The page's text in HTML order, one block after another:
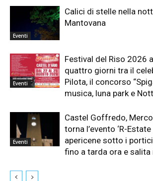
Eventi
Calici di stelle nella
Mantovana
Eventi
Festival del Riso 2026
quattro giorni tra il
Pilota, il concorso
musica, luna park e
Eventi
Castel Goffredo,
torna l’evento ‘R-Estate
apericene sotto i
fino a tarda ora e salita